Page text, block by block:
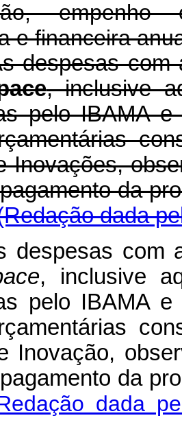
e financeira
despesas com
, inclusive
pelo IBAMA
Inovações,
da
dada
despesas com
, inclusive
pelo IBAMA
Inovação,
da
dada